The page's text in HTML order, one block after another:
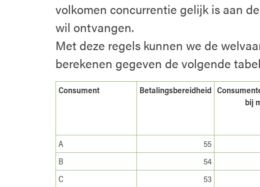
volkomen concurrentie gelijk is aan
wil ontvangen.
Met deze regels kunnen we de
berekenen gegeven de volgende
Consument Betalingsbereidheid
bij
A
55
B
54
C
53